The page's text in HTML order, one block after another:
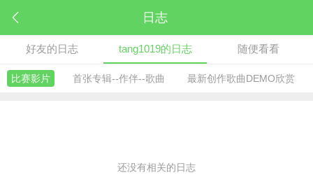
日志
好友的日志 tang1019的日志 随便看看
比赛影片 首张专辑--作伴--歌曲 最新创作歌曲DEMO欣赏
还没有相关的日志